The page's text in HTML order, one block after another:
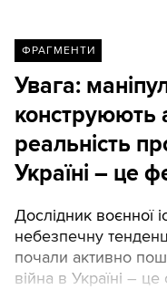
ФРАГМЕНТИ
Увага:
конструюють
реальність
Україні – це
Дослідник воєнної
небезпечну
почали активно
війна в Україні –